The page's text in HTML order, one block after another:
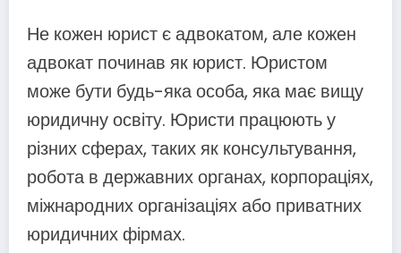
Не кожен юрист є адвокатом, але кожен
адвокат починав як юрист. Юристом
може бути будь-яка особа, яка має вищу
юридичну освіту. Юристи працюють у
різних сферах, таких як консультування,
робота в державних органах, корпораціях,
міжнародних організаціях або приватних
юридичних фірмах.